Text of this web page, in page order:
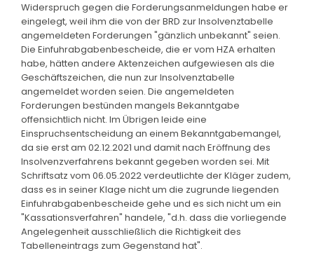
Widerspruch gegen die Forderungsanmeldungen habe er
eingelegt, weil ihm die von der BRD zur Insolvenztabelle
angemeldeten Forderungen "gänzlich unbekannt" seien.
Die Einfuhrabgabenbescheide, die er vom HZA erhalten
habe, hätten andere Aktenzeichen aufgewiesen als die
Geschäftszeichen, die nun zur Insolvenztabelle
angemeldet worden seien. Die angemeldeten
Forderungen bestünden mangels Bekanntgabe
offensichtlich nicht. Im Übrigen leide eine
Einspruchsentscheidung an einem Bekanntgabemangel,
da sie erst am 02.12.2021 und damit nach Eröffnung des
Insolvenzverfahrens bekannt gegeben worden sei. Mit
Schriftsatz vom 06.05.2022 verdeutlichte der Kläger zudem,
dass es in seiner Klage nicht um die zugrunde liegenden
Einfuhrabgabenbescheide gehe und es sich nicht um ein
"Kassationsverfahren" handele, "d.h. dass die vorliegende
Angelegenheit ausschließlich die Richtigkeit des
Tabelleneintrags zum Gegenstand hat".